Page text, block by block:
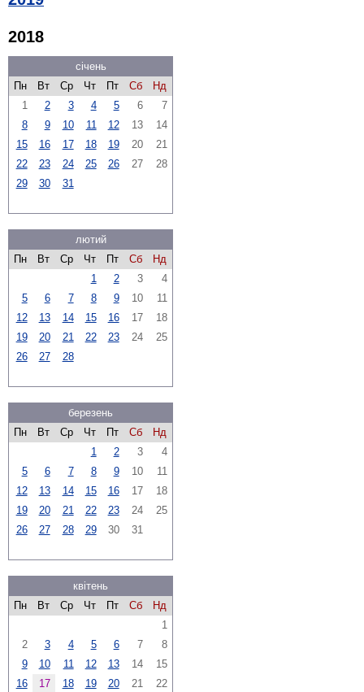
2018
січень
Пн
Вт Ср Чт Пт Сб
Нд
1
2 3 4 5 6
7
8
9 10 11 12 13
14
15
16 17 18 19 20
21
22
23 24 25 26 27
28
29
30 31
лютий
Пн
Вт Ср Чт Пт Сб
Нд
1
2 3
4
5
6 7 8 9 10
11
12
13 14 15 16 17
18
19
20 21 22 23 24
25
26
27 28
березень
Пн
Вт Ср Чт Пт Сб
Нд
1
2 3
4
5
6 7 8 9 10
11
12
13 14 15 16 17
18
19
20 21 22 23 24
25
26
27 28 29 30 31
квітень
Пн
Вт Ср Чт Пт Сб
Нд
1
2
3 4 5 6 7
8
9
10 11 12 13 14
15
16
17 18 19 20 21
22